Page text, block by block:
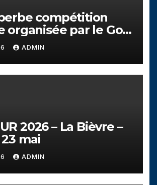
compétition
organisée par le Golf
au profit de
golf
ADMIN
2026 – La Bièvre –
mai
ADMIN